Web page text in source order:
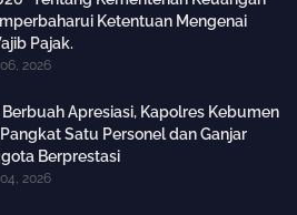
Ketentuan Mengenai
Pajak.
2026
Berbuah Apresiasi, Kapolres Kebumen
Satu Personel dan Ganjar
Berprestasi
2026